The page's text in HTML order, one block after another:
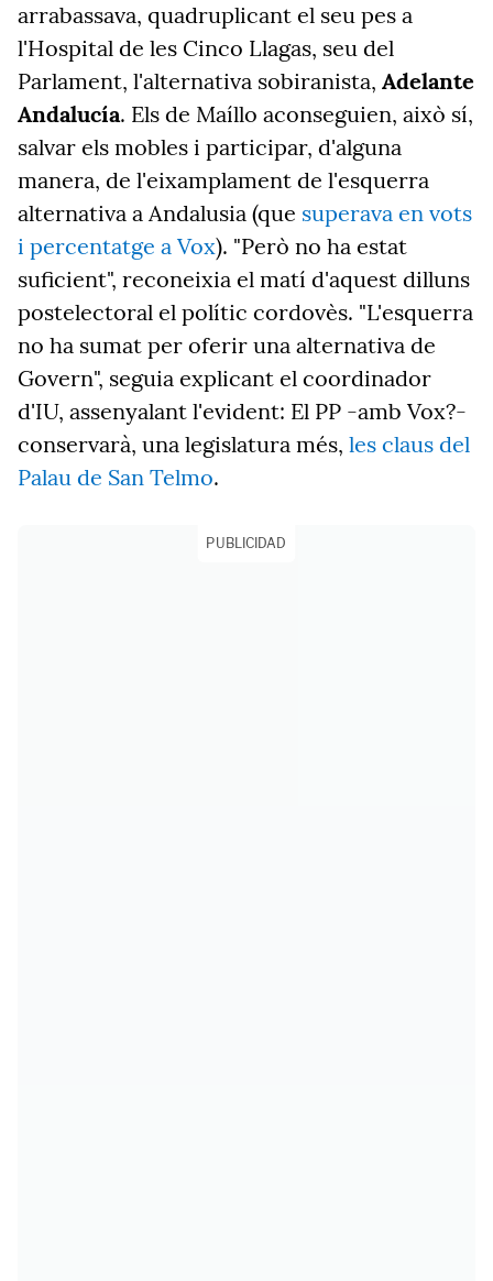
arrabassava, quadruplicant el seu pes a
l'Hospital de les Cinco Llagas, seu del
Parlament, l'alternativa sobiranista, Adelante
Andalucía. Els de Maíllo aconseguien, això sí,
salvar els mobles i participar, d'alguna
manera, de l'eixamplament de l'esquerra
alternativa a Andalusia (que superava en vots
i percentatge a Vox). "Però no ha estat
suficient", reconeixia el matí d'aquest dilluns
postelectoral el polític cordovès. "L'esquerra
no ha sumat per oferir una alternativa de
Govern", seguia explicant el coordinador
d'IU, assenyalant l'evident: El PP -amb Vox?-
conservarà, una legislatura més, les claus del
Palau de San Telmo.
PUBLICIDAD